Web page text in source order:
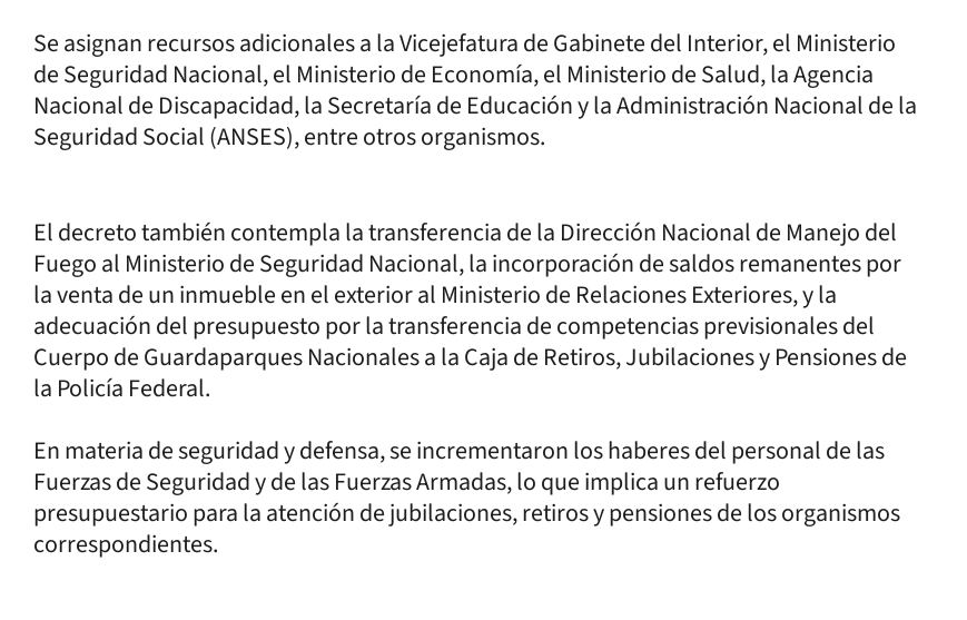
Se asignan recursos adicionales a la Vicejefatura de Gabinete del Interior, el Ministerio
de Seguridad Nacional, el Ministerio de Economía, el Ministerio de Salud, la Agencia
Nacional de Discapacidad, la Secretaría de Educación y la Administración Nacional de la
Seguridad Social (ANSES), entre otros organismos.
El decreto también contempla la transferencia de la Dirección Nacional de Manejo del
Fuego al Ministerio de Seguridad Nacional, la incorporación de saldos remanentes por
la venta de un inmueble en el exterior al Ministerio de Relaciones Exteriores, y la
adecuación del presupuesto por la transferencia de competencias previsionales del
Cuerpo de Guardaparques Nacionales a la Caja de Retiros, Jubilaciones y Pensiones de
la Policía Federal.
En materia de seguridad y defensa, se incrementaron los haberes del personal de las
Fuerzas de Seguridad y de las Fuerzas Armadas, lo que implica un refuerzo
presupuestario para la atención de jubilaciones, retiros y pensiones de los organismos
correspondientes.